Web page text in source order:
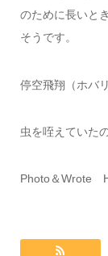
のために長いと
そうです。
停空飛翔（ホバ
虫を咥えていた
Photo＆Wrote